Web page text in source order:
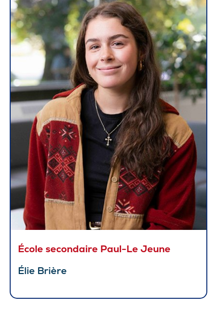
École secondaire Paul-Le Jeune
Élie Brière